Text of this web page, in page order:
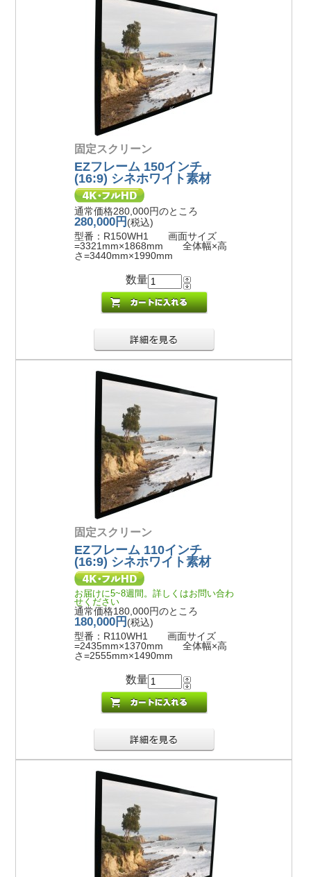
固定スクリーン
EZフレーム 150インチ
(16:9) シネホワイト素材
通常価格280,000円のところ
280,000円 (税込)
型番：R150WH1 画面サイズ
=3321mm×1868mm 全体幅×高
さ=3440mm×1990mm
数量
固定スクリーン
EZフレーム 110インチ
(16:9) シネホワイト素材
お届けに5~8週間。詳しくはお問い合わ
せください
通常価格180,000円のところ
180,000円 (税込)
型番：R110WH1 画面サイズ
=2435mm×1370mm 全体幅×高
さ=2555mm×1490mm
数量